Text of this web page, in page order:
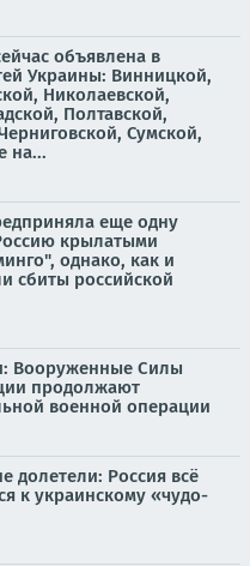
объявлена в
Украины: Винницкой,
Николаевской,
Полтавской,
Сумской,
на...
еще одну
крылатыми
однако, как и
сбиты российской
Вооруженные Силы
продолжают
военной операции
долетели: Россия всё
к украинскому «чудо-